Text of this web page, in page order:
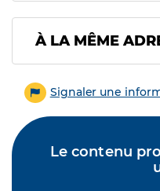
À LA MÊME
Signaler une
Le contenu